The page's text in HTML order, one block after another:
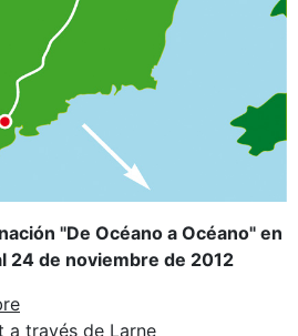
"De Océano a Océano" en
24 de noviembre de 2012
a través de Larne